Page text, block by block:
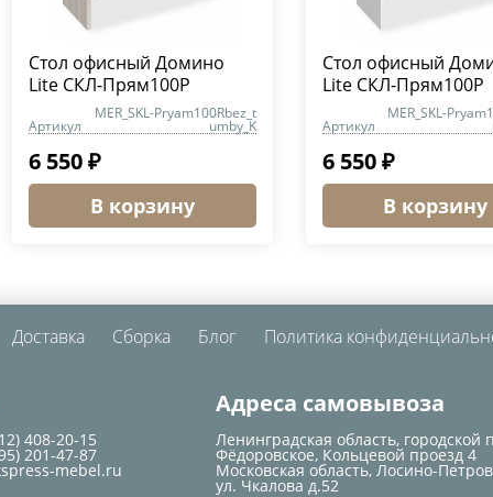
Стол офисный Домино
Lite СКЛ-Прям100Р
Артикул
MER_SKL-Pryam100Rbez_t
umby_K
6 550 ₽
В корзину
Стол офисный
Lite СКЛ-Прям100Р
Артикул
MER_SKL-
6 550 ₽
В корзину
Доставка Сборка Блог Политика
408-20-15
201-47-87
mebel.ru
Адреса самовывоза
Ленинградская область, городской
Фёдоровское, Кольцевой проезд 4
Московская область, Лосино-
ул. Чкалова д.52